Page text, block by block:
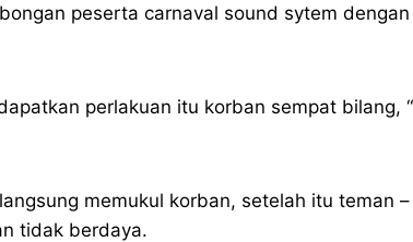
peserta carnaval sound sytem
perlakuan itu korban sempat bilang,
memukul korban, setelah itu teman
tidak berdaya.